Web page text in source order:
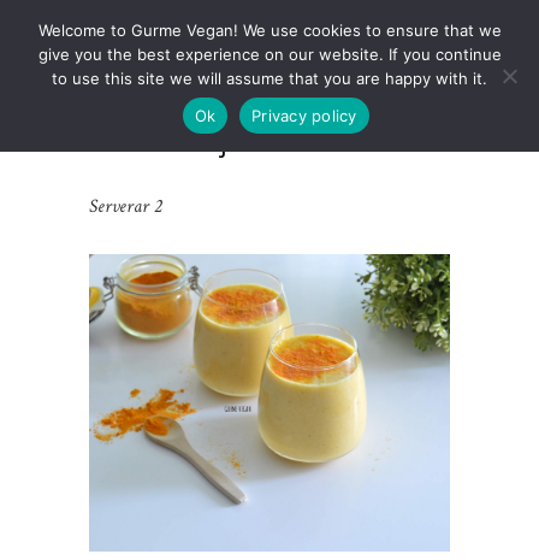
Gurkmeja Piña Colada
Serverar 2
Welcome to Gurme Vegan! We use cookies to ensure that we
give you the best experience on our website. If you continue
to use this site we will assume that you are happy with it.
Ok
Privacy policy